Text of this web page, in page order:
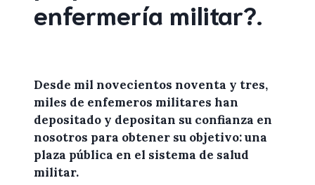
enfermería militar?.
Desde mil novecientos noventa y tres,
miles de enfemeros militares han
depositado y depositan su confianza en
nosotros para obtener su objetivo: una
plaza pública en el sistema de salud
militar.